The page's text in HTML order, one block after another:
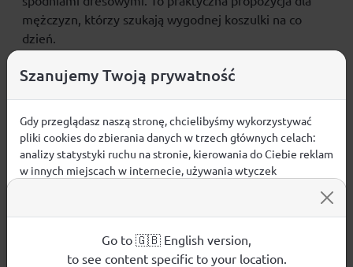
mężczyzn, którzy szukają wygodnej koszulki na co
dzień.
CECHY PRODUKTU
grubsza, bawełniana dzianinazapewnia trwałość i
komfort codziennego noszenia
krój regularwygodnie dopasowuje się do sylwetki
okrągły dekoltnadaje koszulce klasyczne
wykończenie
sylwetce
bez kieszeni – prosty i uniwersalny fason
materiał główny:bawełna 100%
Szanujemy Twoją prywatność
Gdy przeglądasz naszą stronę, chcielibyśmy wykorzystywać
pliki cookies do zbierania danych w trzech głównych celach:
analizy statystyki ruchu na stronie, kierowania do Ciebie reklam
w innych miejscach w internecie, używania wtyczek
używanych plików cookies.
Aby dowiedzieć się więcej o plikach cookie i tym, jak
wykorzystujemy Twoje dane, odwiedź naszą Polityką
Go to 🇬🇧 English version,
to see content specific to your location.